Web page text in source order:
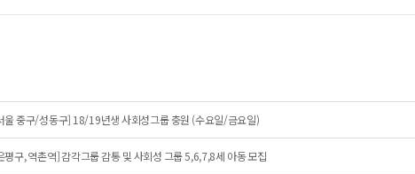
울 중구/성동구] 18/19년생 사회성그룹 충원 (수요일/금요일)
평구, 역촌역] 감각그룹 감통 및 사회성 그룹 5,6,7,8세 아동 모집